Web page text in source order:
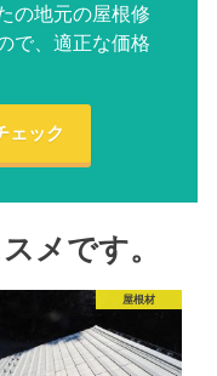
の地元の屋根修
で、適正な価格
ェック
メです。
屋根材